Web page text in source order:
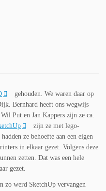
gehouden. We waren daar op
Bernhard heeft ons wegwijs
Put en Jan Kappers zijn ze ca.
zijn ze met lego-
ze behoefte aan een eigen
in elkaar gezet. Volgens deze
zetten. Dat was een hele
gezet.
zo werd SketchUp vervangen